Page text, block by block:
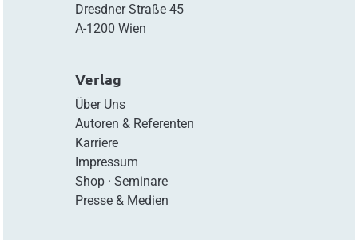
Dresdner Straße 45
A-1200 Wien
Verlag
Über Uns
Autoren & Referenten
Karriere
Impressum
Shop· Seminare
Presse & Medien